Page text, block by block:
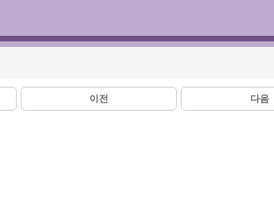
이전 다음